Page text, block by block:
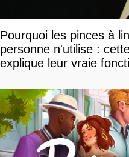
Pourquoi les pinces à
personne n'utilise :
explique leur vraie